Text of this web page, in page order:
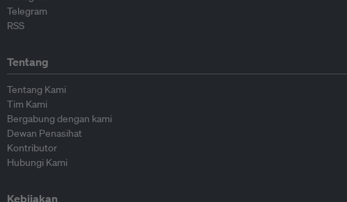
Telegram
RSS
Tentang
Tentang Kami
Tim Kami
Bergabung dengan kami
Dewan Penasihat
Kontributor
Hubungi Kami
Kebijakan